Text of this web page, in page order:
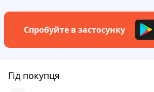
Спробуйте в застосунку
Гід покупця